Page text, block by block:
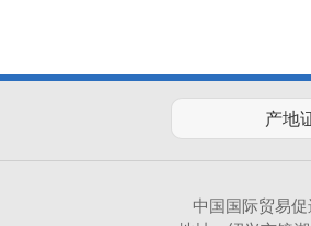
中国国际贸易